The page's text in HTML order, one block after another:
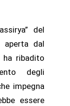
del
aperta dal
ha ribadito
degli
impegna
essere